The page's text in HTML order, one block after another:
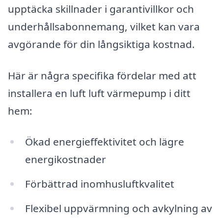
upptäcka skillnader i garantivillkor och
underhållsabonnemang, vilket kan vara
avgörande för din långsiktiga kostnad.
Här är några specifika fördelar med att
installera en luft luft värmepump i ditt
hem:
Ökad energieffektivitet och lägre
energikostnader
Förbättrad inomhusluftkvalitet
Flexibel uppvärmning och avkylning av